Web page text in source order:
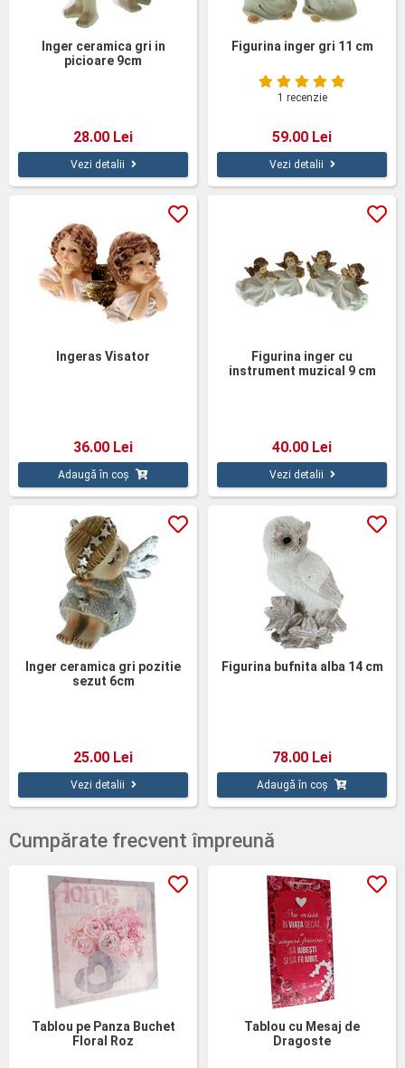
Inger ceramica gri in
picioare 9cm
28.00 Lei
Vezi detalii
Figurina inger gri 11 cm
1 recenzie
59.00 Lei
Vezi detalii
Ingeras Visator
36.00 Lei
Adaugă în coș
Figurina inger cu
instrument muzical 9 cm
40.00 Lei
Vezi detalii
Inger ceramica gri pozitie
sezut 6cm
25.00 Lei
Vezi detalii
Figurina bufnita alba 14 cm
78.00 Lei
Adaugă în coș
Cumpărate frecvent împreună
Tablou pe Panza Buchet
Floral Roz
Tablou cu Mesaj de
Dragoste